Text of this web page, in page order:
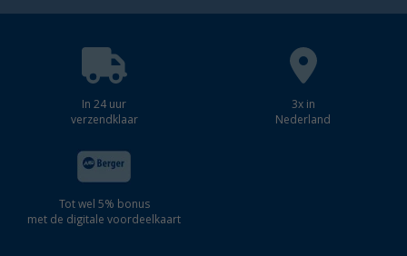
In 24 uur
verzendklaar
3x in
Nederland
Tot wel 5% bonus
met de digitale voordeelkaart